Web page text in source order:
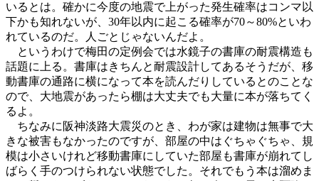
いるとは。確かに今度の地震で上がった発生確率はコンマ以
下かも知れないが、30年以内に起こる確率が70～80%といわ
れているのだ。人ごとじゃないんだよ。
というわけで梅田の定例会では水鏡子の書庫の耐震構造も
話題に上る。書庫はきちんと耐震設計してあるそうだが、移
動書庫の通路に横になって本を読んだりしているとのことな
ので、大地震があったら棚は大丈夫でも大量に本が落ちてく
るよ。
ちなみに阪神淡路大震災のとき、わが家は建物は無事で大
きな被害もなかったのですが、部屋の中はぐちゃぐちゃ、規
模は小さいけれど移動書庫にしていた部屋も書庫が崩れてし
ばらく手のつけられない状態でした。それでもう本は溜めま